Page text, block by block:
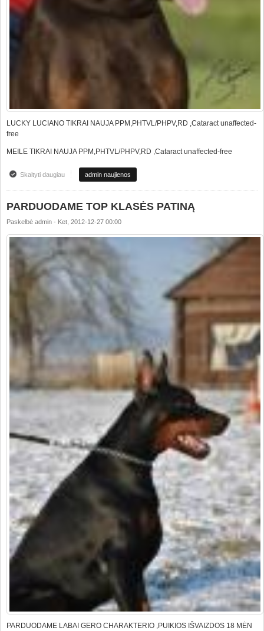
LUCKY LUCIANO TIKRAI NAUJA PPM,PHTVL/PHPV,RD ,Cataract unaffected-
free
MEILE TIKRAI NAUJA PPM,PHTVL/PHPV,RD ,Cataract unaffected-free
Skaityti daugiauapie HEALTH RESULTS!!!
admin naujienos
PARDUODAME TOP KLASĖS PATINĄ
Paskelbė admin - Ket, 2012-12-27 00:00
PARDUODAME LABAI GERO CHARAKTERIO ,PUIKIOS IŠVAIZDOS 18 MĖN